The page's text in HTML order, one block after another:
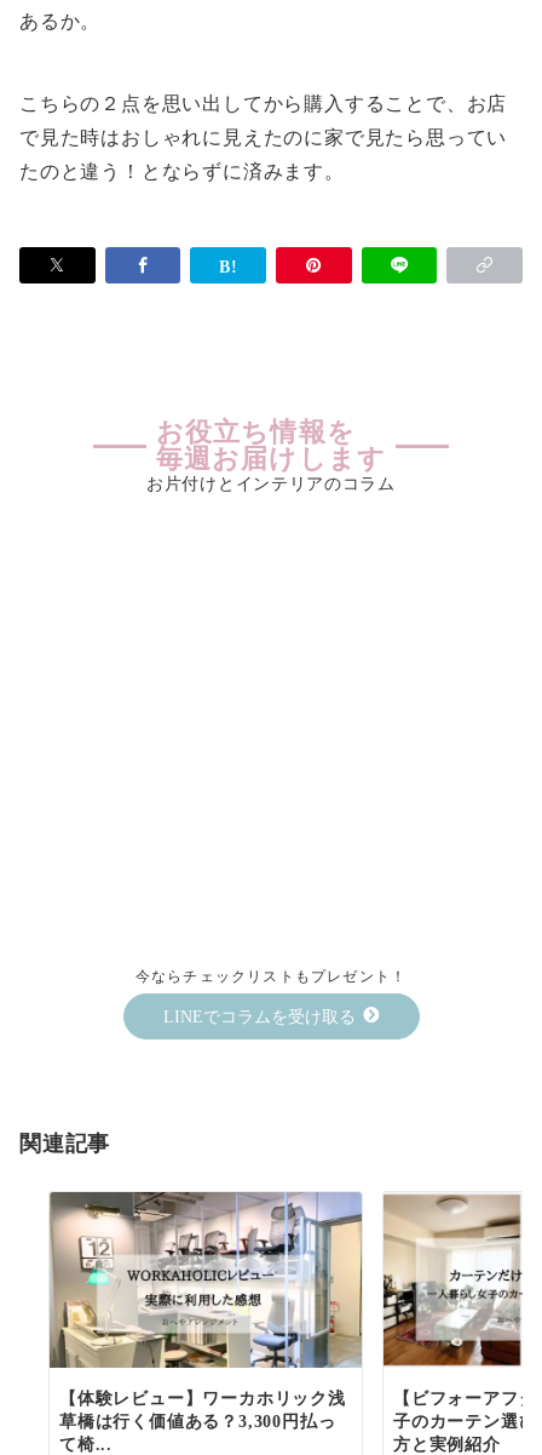
あるか。
こちらの２点を思い出してから購入することで、お店
で見た時はおしゃれに見えたのに家で見たら思ってい
たのと違う！とならずに済みます。
お役立ち情報を
毎週お届けします
お片付けとインテリアのコラム
今ならチェックリストもプレゼント！
LINEでコラムを受け取る
関連記事
【体験レビュー】ワーカホリック浅
草橋は行く価値ある？3,300円払っ
て椅...
【ビフォーアフ
子のカーテン選
方と実例紹介